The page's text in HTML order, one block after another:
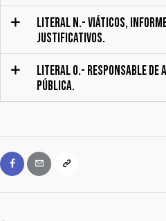
LITERAL N.- VIÁTICOS,
JUSTIFICATIVOS.
LITERAL O.- RESPONSABLE DE
PÚBLICA.